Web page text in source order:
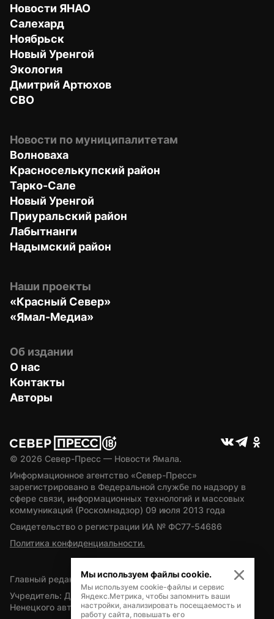
Новости ЯНАО
Салехард
Ноябрьск
Новый Уренгой
Экология
Дмитрий Артюхов
СВО
Новости по муниципалитетам
Волноваха
Красноселькупский район
Тарко-Сале
Новый Уренгой
Приуральский район
Лабытнанги
Надымский район
Наши проекты
«Красный Север»
«Ямал-Медиа»
Об издании
О нас
Контакты
Авторы
© 2026 Север-Пресс — Новости Ямала.
Информационное агентство «Север-Пресс»
зарегистрировано в Федеральной службе по надзору в
сфере связи, информационных технологий и массовых
коммуникаций (Роскомнадзор) 09 июля 2013 года
Свидетельство о регистрации ИА № ФС77-54686
Политика конфиденциальности.
Главный редактор — А.Л. Поздеев
Учредитель: Департамент внутренней политики Ямало-
Ненецкого автономного округа
Мы используем файлы cookie.
Мы используем cookie-файлы и сервис
Яндекс.Метрика, чтобы запомнить ваши
настройки, анализировать посещаемость и
работу сайта, повышать его